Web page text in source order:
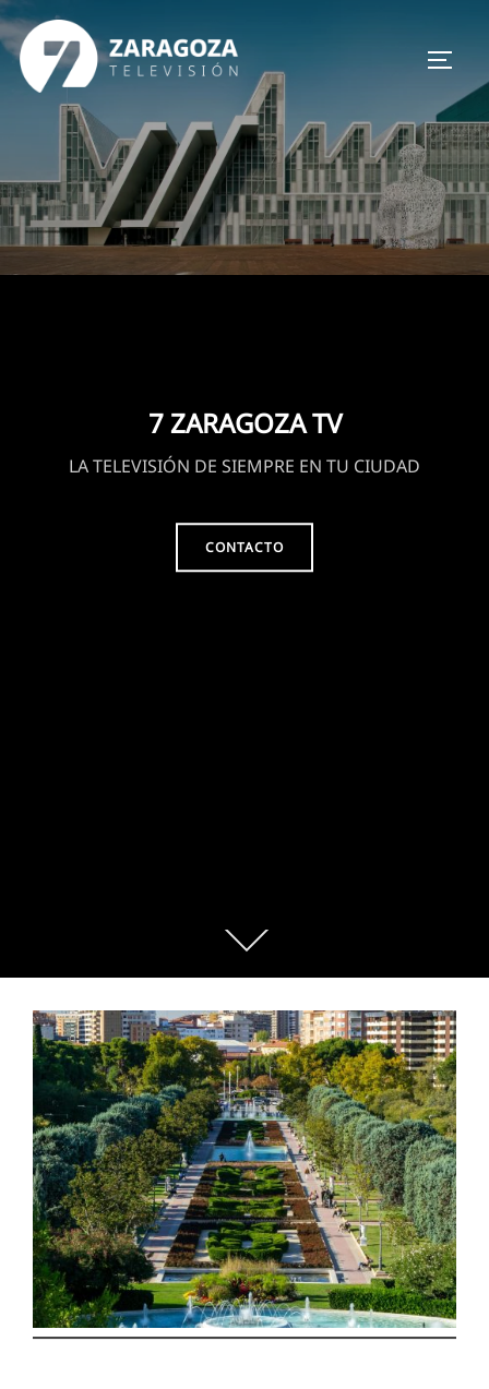
Saltar
al
contenido
7 ZARAGOZA TV
LA TELEVISIÓN DE SIEMPRE EN TU CIUDAD
CONTACTO
Scroll
abajo
para
ver
el
contenido